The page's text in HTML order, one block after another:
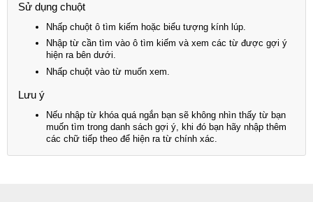
Sử dụng chuột
Nhấp chuột ô tìm kiếm hoặc biểu tượng kính lúp.
Nhập từ cần tìm vào ô tìm kiếm và xem các từ được gợi ý
hiện ra bên dưới.
Nhấp chuột vào từ muốn xem.
Lưu ý
Nếu nhập từ khóa quá ngắn bạn sẽ không nhìn thấy từ bạn
muốn tìm trong danh sách gợi ý, khi đó bạn hãy nhập thêm
các chữ tiếp theo để hiện ra từ chính xác.